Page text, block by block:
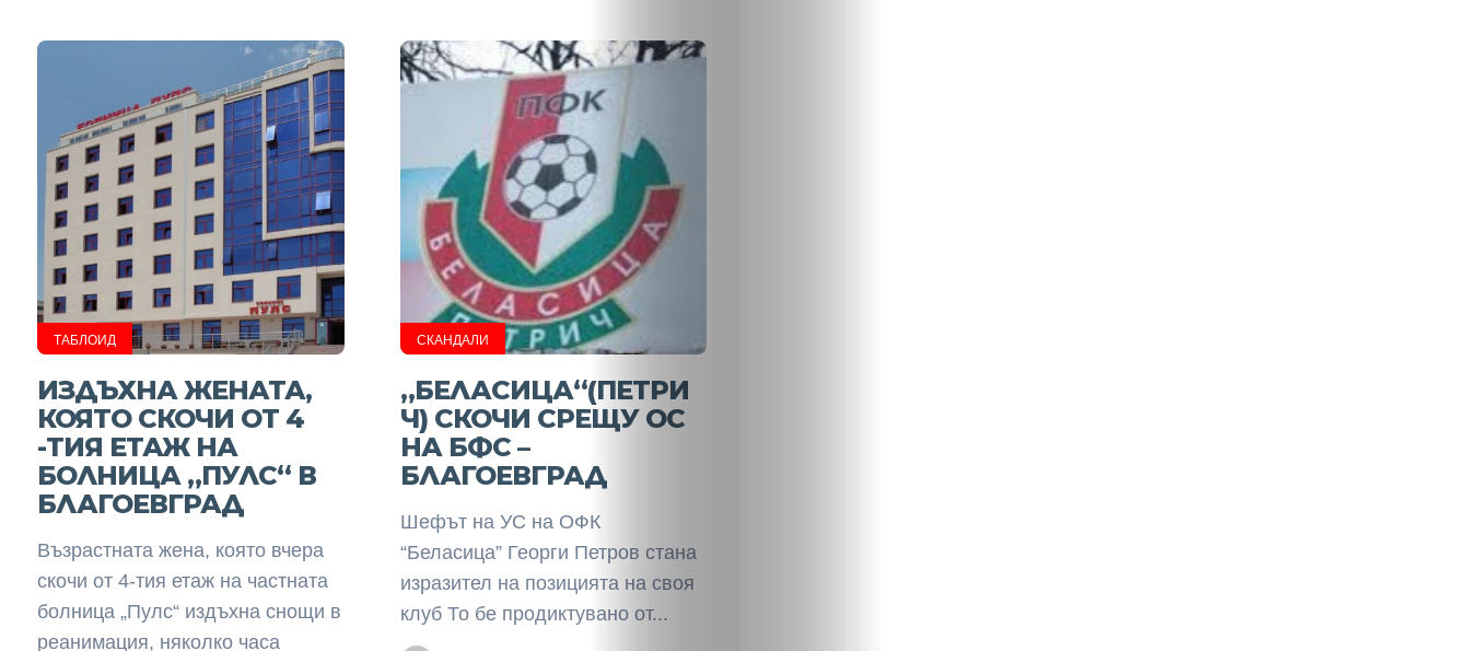
Таблоид
Search
ТАБЛОИД
ИЗДЪХНА ЖЕНАТА,
КОЯТО СКОЧИ ОТ 4
-ТИЯ ЕТАЖ НА
БОЛНИЦА „ПУЛС“ В
БЛАГОЕВГРАД
Възрастната жена, която вчера
скочи от 4-тия етаж на частната
болница „Пулс“ издъхна снощи в
реанимация, няколко часа
СКАНДАЛИ
„БЕЛАСИЦА“(ПЕТРИ
Ч) СКОЧИ СРЕЩУ ОС
НА БФС –
БЛАГОЕВГРАД
Шефът на УС на ОФК
“Беласица” Георги Петров стана
изразител на позицията на своя
клуб То бе продиктувано от...